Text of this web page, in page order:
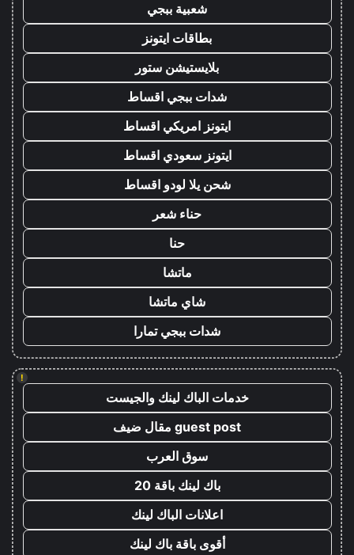
شعبية ببجي
بطاقات ايتونز
بلايستيشن ستور
شدات ببجي اقساط
ايتونز امريكي اقساط
ايتونز سعودي اقساط
شحن يلا لودو اقساط
حناء شعر
حنا
ماتشا
شاي ماتشا
شدات ببجي تمارا
!
خدمات الباك لينك والجيست
guest post مقال ضيف
سوق العرب
باك لينك باقة 20
اعلانات الباك لينك
أقوى باقة باك لينك